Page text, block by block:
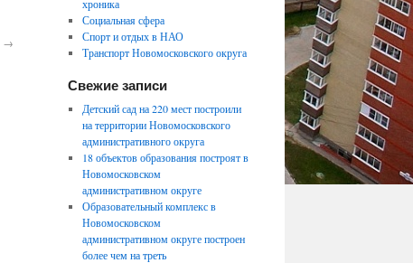
→
хроника
Социальная сфера
Спорт и отдых в НАО
Транспорт Новомосковского округа
Свежие записи
Детский сад на 220 мест построили
на территории Новомосковского
административного округа
18 объектов образования построят в
Новомосковском
административном округе
Образовательный комплекс в
Новомосковском
административном округе построен
более чем на треть